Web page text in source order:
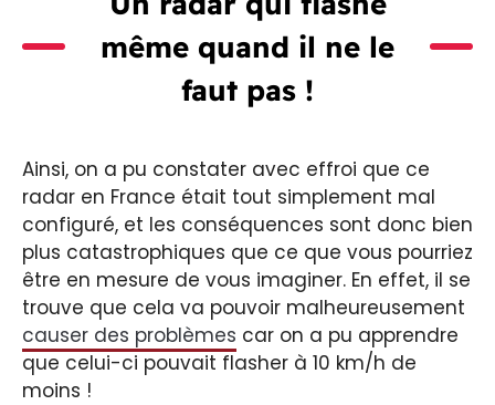
même quand il ne le
faut pas !
Ainsi, on a pu constater avec effroi que ce
radar en France était tout simplement mal
configuré, et les conséquences sont donc bien
plus catastrophiques que ce que vous pourriez
être en mesure de vous imaginer. En effet, il se
trouve que cela va pouvoir malheureusement
causer des problèmes car on a pu apprendre
que celui-ci pouvait flasher à 10 km/h de
moins !